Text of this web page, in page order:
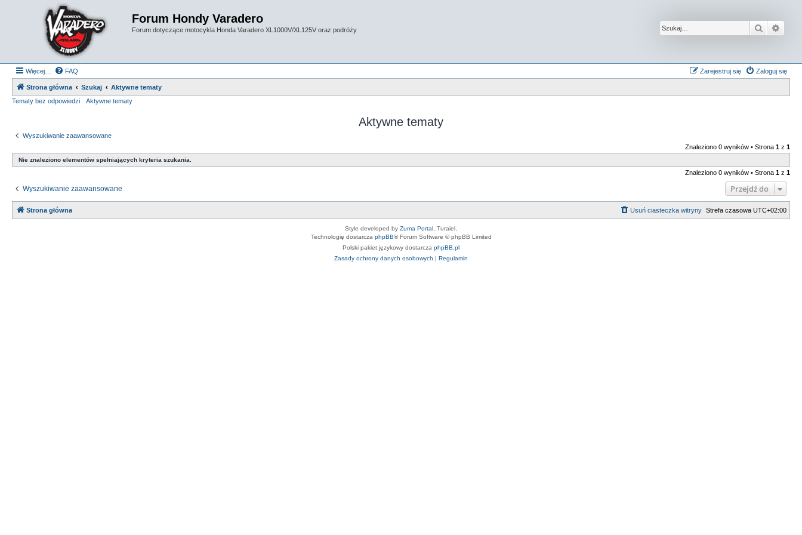
Forum Hondy Varadero
Forum dotyczące motocykla Honda Varadero XL1000V/XL125V oraz podróży Szukaj
Więcej… FAQ Zaloguj się
Zarejestruj się
Strona główna Szukaj
Aktywne tematy
Tematy bez odpowiedzi
Aktywne tematy
Aktywne tematy
Wyszukiwanie zaawansowane
Znaleziono 0 wyników • Strona 1 z 1
Nie znaleziono elementów spełniających kryteria szukania.
Znaleziono 0 wyników • Strona 1 z 1
Wyszukiwanie zaawansowane Przejdź do
Strona główna Strefa czasowa UTC+02:00
Usuń ciasteczka witryny
Style developed by Zuma Portal , Turaiel,
Technologię dostarcza phpBB® Forum Software © phpBB Limited
Polski pakiet językowy dostarcza phpBB.pl
Zasady ochrony danych osobowych | Regulamin